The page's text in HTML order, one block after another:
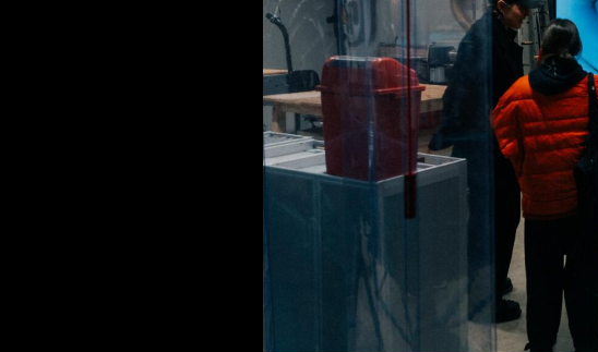
THORAVEJ 29, 2400 KØBENHAVN NV, DANMARK